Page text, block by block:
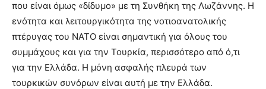
που είναι όμως «δίδυμο» με τη Συνθήκη της Λωζάννης. Η
ενότητα και λειτουργικότητα της νοτιοανατολικής
πτέρυγας του ΝΑΤΟ είναι σημαντική για όλους του
συμμάχους και για την Τουρκία, περισσότερο από ό,τι
για την Ελλάδα. Η μόνη ασφαλής πλευρά των
τουρκικών συνόρων είναι αυτή με την Ελλάδα.